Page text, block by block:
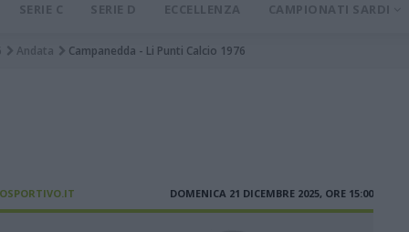
SERIE C SERIE D ECCELLENZA CAMPIONATI SARDI
Andata Campanedda - Li Punti Calcio 1976
DOMENICA 21 DICEMBRE 2025, ORE 15:00